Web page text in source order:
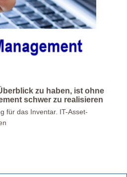
zu haben, ist ohne
schwer zu realisieren
für das Inventar. IT-Asset-